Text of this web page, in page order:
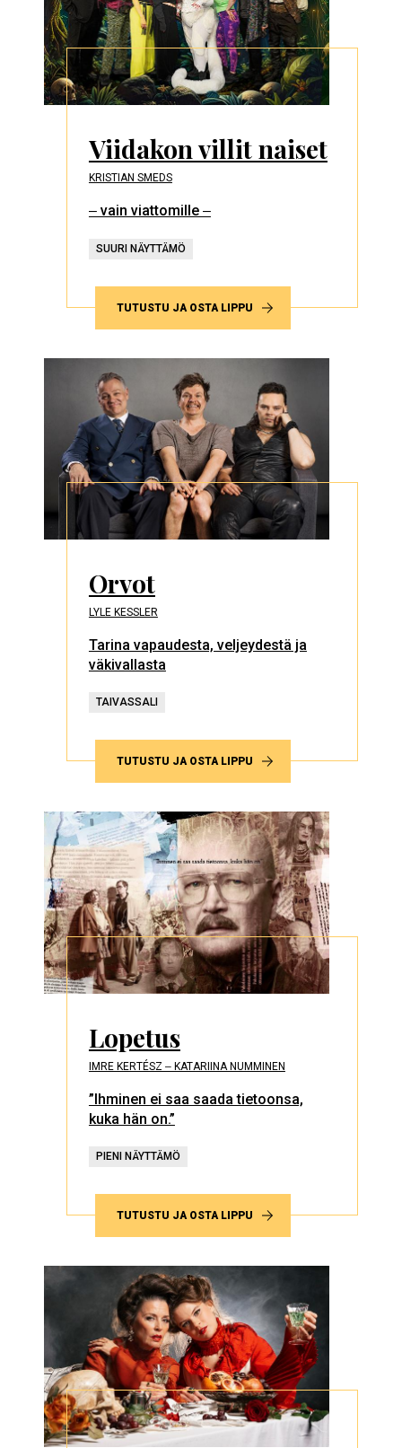
Viidakon villit naiset
KRISTIAN SMEDS
‒ vain viattomille ‒
SUURI NÄYTTÄMÖ
TUTUSTU JA OSTA LIPPU
Orvot
LYLE KESSLER
Tarina vapaudesta, veljeydestä ja
väkivallasta
TAIVASSALI
TUTUSTU JA OSTA LIPPU
Lopetus
IMRE KERTÉSZ ‒ KATARIINA NUMMINEN
”Ihminen ei saa saada tietoonsa,
kuka hän on.”
PIENI NÄYTTÄMÖ
TUTUSTU JA OSTA LIPPU